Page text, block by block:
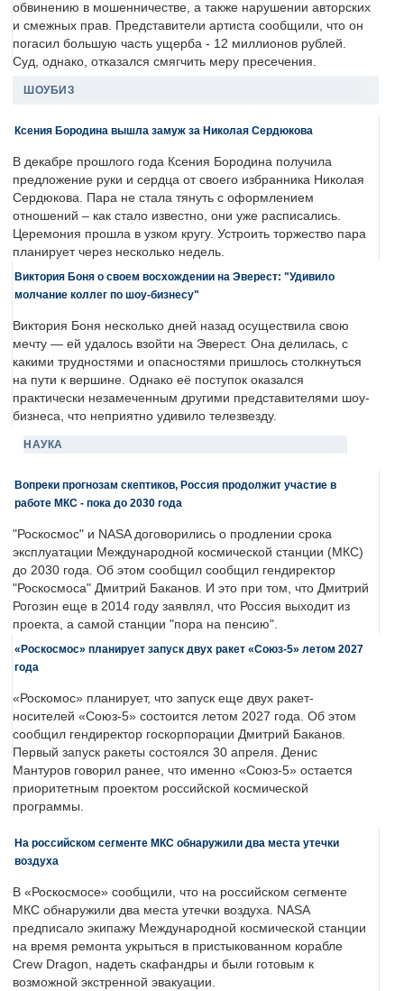
обвинению в мошенничестве, а также нарушении авторских
и смежных прав. Представители артиста сообщили, что он
погасил большую часть ущерба - 12 миллионов рублей.
Суд, однако, отказался смягчить меру пресечения.
ШОУБИЗ
Ксения Бородина вышла замуж за Николая Сердюкова
В декабре прошлого года Ксения Бородина получила
предложение руки и сердца от своего избранника Николая
Сердюкова. Пара не стала тянуть с оформлением
отношений – как стало известно, они уже расписались.
Церемония прошла в узком кругу. Устроить торжество пара
планирует через несколько недель.
Виктория Боня о своем восхождении на Эверест: "Удивило
молчание коллег по шоу-бизнесу"
Виктория Боня несколько дней назад осуществила свою
мечту — ей удалось взойти на Эверест. Она делилась, с
какими трудностями и опасностями пришлось столкнуться
на пути к вершине. Однако её поступок оказался
практически незамеченным другими представителями шоу-
бизнеса, что неприятно удивило телезвезду.
НАУКА
Вопреки прогнозам скептиков, Россия продолжит участие в
работе МКС - пока до 2030 года
"Роскосмос" и NASA договорились о продлении срока
эксплуатации Международной космической станции (МКС)
до 2030 года. Об этом сообщил сообщил гендиректор
"Роскосмоса" Дмитрий Баканов. И это при том, что Дмитрий
Рогозин еще в 2014 году заявлял, что Россия выходит из
проекта, а самой станции "пора на пенсию".
«Роскосмос» планирует запуск двух ракет «Союз-5» летом 2027
года
«Роскомос» планирует, что запуск еще двух ракет-
носителей «Союз-5» состоится летом 2027 года. Об этом
сообщил гендиректор госкорпорации Дмитрий Баканов.
Первый запуск ракеты состоялся 30 апреля. Денис
Мантуров говорил ранее, что именно «Союз-5» остается
приоритетным проектом российской космической
программы.
На российском сегменте МКС обнаружили два места утечки
воздуха
В «Роскосмосе» сообщили, что на российском сегменте
МКС обнаружили два места утечки воздуха. NASA
предписало экипажу Международной космической станции
на время ремонта укрыться в пристыкованном корабле
Crew Dragon, надеть скафандры и были готовым к
возможной экстренной эвакуации.